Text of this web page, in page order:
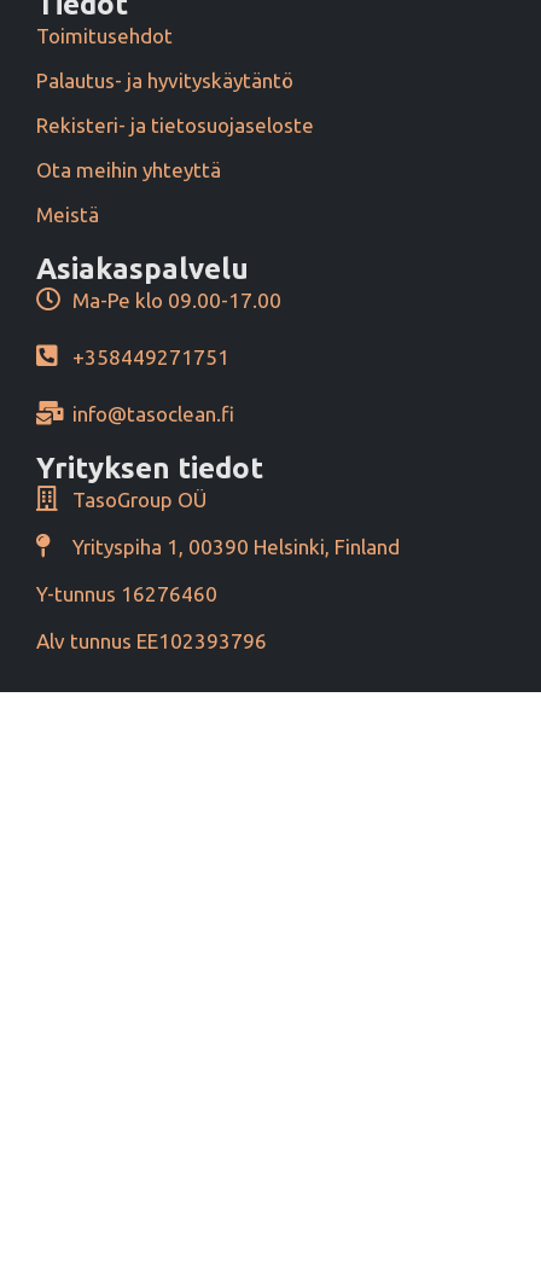
Toimitusehdot
Palautus- ja hyvityskäytäntö
Rekisteri- ja tietosuojaseloste
Ota meihin yhteyttä
Meistä
Asiakaspalvelu
Ma-Pe klo 09.00-17.00
+358449271751
info@tasoclean.fi
Yrityksen tiedot
TasoGroup OÜ
Yrityspiha 1, 00390 Helsinki, Finland
Y-tunnus 16276460
Alv tunnus EE102393796